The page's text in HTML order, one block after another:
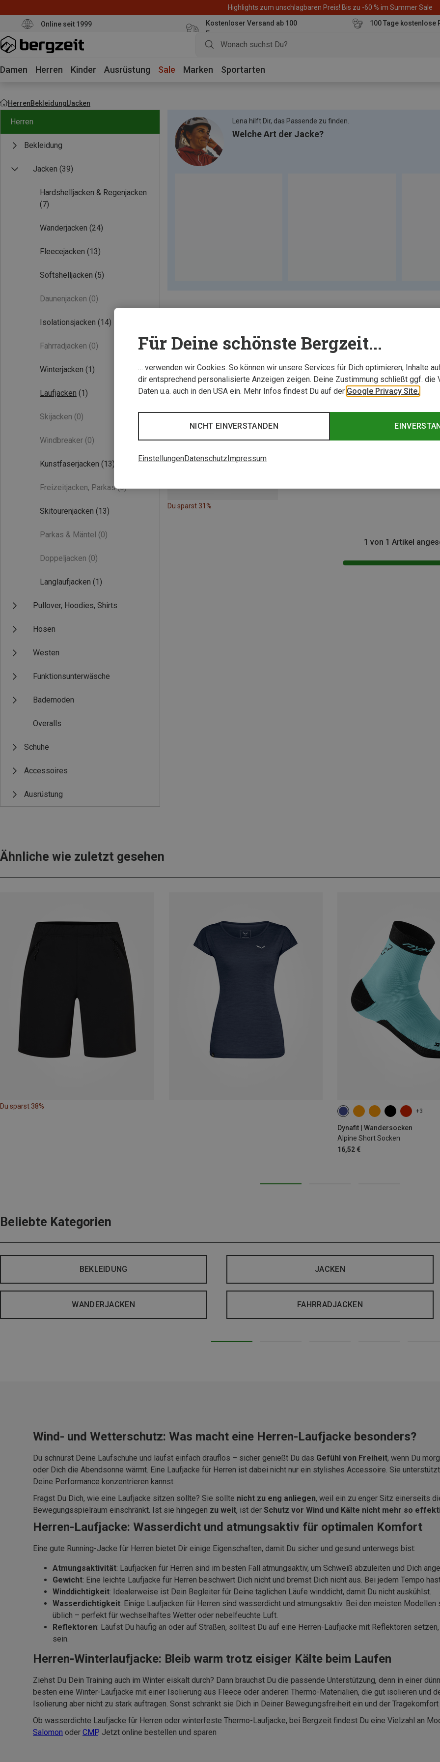
Highlights zum unschlagbaren Preis! Bis zu -60 % im Summer Sale
Online seit 1999
Kostenloser Versand ab 100
Euro
100 Tage kostenlose
Damen Herren Kinder Ausrüstung Sale Marken Sportarten
HerrenBekleidungJacken
Herren
Bekleidung
Jacken (39)
Hardshelljacken & Regenjacken
(7)
Wanderjacken (24)
Fleecejacken (13)
Softshelljacken (5)
Daunenjacken (0)
Isolationsjacken (14)
Fahrradjacken (0)
Winterjacken (1)
Laufjacken (1)
Skijacken (0)
Windbreaker (0)
Kunstfaserjacken (13)
Freizeitjacken, Parkas (0)
Skitourenjacken (13)
Parkas & Mäntel (0)
Doppeljacken (0)
Langlaufjacken (1)
Pullover, Hoodies, Shirts
Hosen
Westen
Funktionsunterwäsche
Bademoden
Overalls
Schuhe
Accessoires
Ausrüstung
Lena hilft Dir, das Passende zu finden.
Welche Art der Jacke?
Du sparst 31%
1 von 1 Artikel
Ähnliche wie zuletzt gesehen
Du sparst 38%
+3
Dynafit | Wandersocken
Alpine Short Socken
16,52 €
35|36|37|38 39|40|41|42
Beliebte Kategorien
BEKLEIDUNG JACKEN
WANDERJACKEN FAHRRADJACKEN
Wind- und Wetterschutz: Was macht eine Herren-Laufjacke besonders?
Du schnürst Deine Laufschuhe und läufst einfach drauflos – sicher genießt Du das Gefühl von Freiheit, wenn Du
oder Dich die Abendsonne wärmt. Eine Laufjacke für Herren ist dabei nicht nur ein stylishes Accessoire. Sie
Deine Performance konzentrieren kannst.
Fragst Du Dich, wie eine Laufjacke sitzen sollte? Sie sollte nicht zu eng anliegen, weil ein zu enger Sitz einerseits
Bewegungsspielraum einschränkt. Ist sie hingegen zu weit, ist der Schutz vor Wind und Kälte nicht mehr so
Herren-Laufjacke: Wasserdicht und atmungsaktiv für optimalen Komfort
Eine gute Running-Jacke für Herren bietet Dir einige Eigenschaften, damit Du sicher und gesund unterwegs bist:
Atmungsaktivität: Laufjacken für Herren sind im besten Fall atmungsaktiv, um Schweiß abzuleiten und Dich
Gewicht: Eine leichte Laufjacke für Herren beschwert Dich nicht und bremst Dich nicht aus. Bei jedem Tempo
Winddichtigkeit: Idealerweise ist Dein Begleiter für Deine täglichen Läufe winddicht, damit Du nicht auskühlst.
Wasserdichtigkeit: Einige Laufjacken für Herren sind wasserdicht und atmungsaktiv. Bei den meisten
üblich – perfekt für wechselhaftes Wetter oder nebelfeuchte Luft.
Reflektoren: Läufst Du häufig an oder auf Straßen, solltest Du auf eine Herren-Laufjacke mit Reflektoren
sein.
Herren-Winterlaufjacke: Bleib warm trotz eisiger Kälte beim Laufen
Ziehst Du Dein Training auch im Winter eiskalt durch? Dann brauchst Du die passende Unterstützung, denn in einer
besten eine Winter-Laufjacke mit einer Isolierung aus Fleece oder anderen Thermo-Materialien, die gut isolieren und
Isolierung aber nicht zu stark auftragen. Sonst schränkt sie Dich in Deiner Bewegungsfreiheit ein und der
Ob wasserdichte Laufjacke für Herren oder winterfeste Thermo-Laufjacke, bei Bergzeit findest Du eine Vielzahl an
Salomon oder CMP. Jetzt online bestellen und sparen
Für Deine schönste Bergzeit...
… verwenden wir Cookies. So können wir unsere Services für Dich optimieren, Inhalte
dir entsprechend personalisierte Anzeigen zeigen. Deine Zustimmung schließt ggf. die
Daten u.a. auch in den USA ein. Mehr Infos findest Du auf der Google Privacy Site.
NICHT EINVERSTANDEN
EinstellungenDatenschutzImpressum